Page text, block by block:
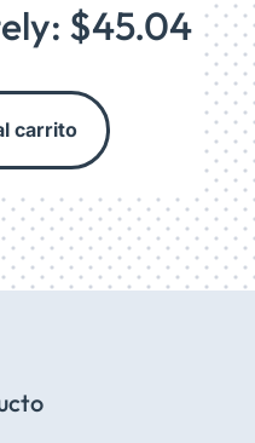
$45.04
carrito